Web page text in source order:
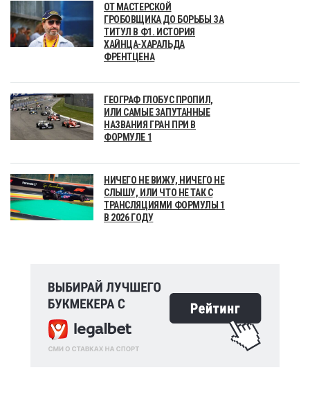
ОТ МАСТЕРСКОЙ
ГРОБОВЩИКА ДО БОРЬБЫ ЗА
ТИТУЛ В Ф1. ИСТОРИЯ
ХАЙНЦА-ХАРАЛЬДА
ФРЕНТЦЕНА
ГЕОГРАФ ГЛОБУС ПРОПИЛ,
ИЛИ САМЫЕ ЗАПУТАННЫЕ
НАЗВАНИЯ ГРАН ПРИ В
ФОРМУЛЕ 1
НИЧЕГО НЕ ВИЖУ, НИЧЕГО НЕ
СЛЫШУ, ИЛИ ЧТО НЕ ТАК С
ТРАНСЛЯЦИЯМИ ФОРМУЛЫ 1
В 2026 ГОДУ